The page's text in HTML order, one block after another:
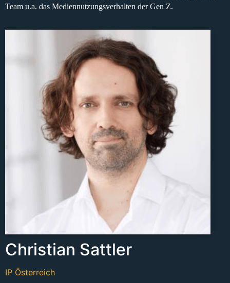
Team u.a. das Mediennutzungsverhalten der Gen Z.
Christian Sattler
IP Österreich